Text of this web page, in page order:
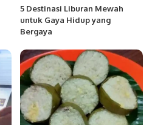
5 Destinasi Liburan Mewah
untuk Gaya Hidup yang
Bergaya